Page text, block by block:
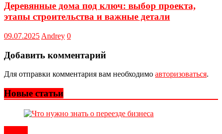
Деревянные дома под ключ: выбор проекта,
этапы строительства и важные детали
09.07.2025 Andrey 0
Добавить комментарий
Для отправки комментария вам необходимо авторизоваться.
Новые статьи